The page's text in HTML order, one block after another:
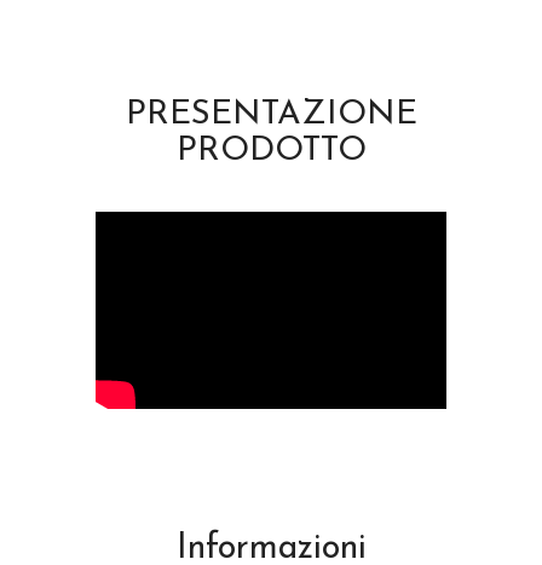
PRESENTAZIONE
PRODOTTO
Informazioni